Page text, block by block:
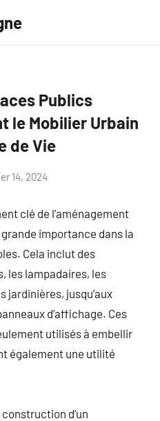
Publics
le Mobilier Urbain
de Vie
14, 2024
clé de l’aménagement
importance dans la
Cela inclut des
les lampadaires, les
jardinières, jusqu’aux
d’affichage. Ces
utilisés à embellir
également une utilité
d’un